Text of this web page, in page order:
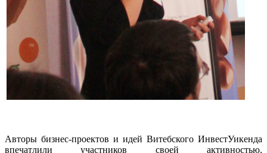
Авторы бизнес-проектов и идей Витебского ИнвестУикенда
впечатлили участников своей активностью,